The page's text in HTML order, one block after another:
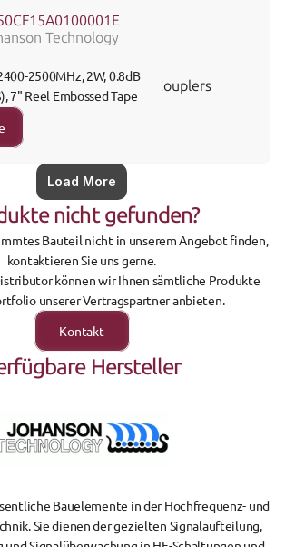
Technology
2500MHz, 2W, 0.8dB
7" Reel Embossed Tape
Couplers
Load More
nicht gefunden?
Bauteil nicht in unserem Angebot finden,
kontaktieren Sie uns gerne.
können wir Ihnen sämtliche Produkte
unserer Vertragspartner anbieten.
Kontakt
Hersteller
Bauelemente in der Hochfrequenz- und
Sie dienen der gezielten Signalaufteilung,